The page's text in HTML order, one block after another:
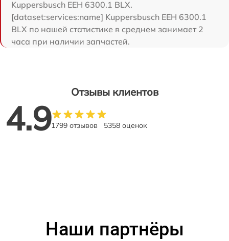
Kuppersbusch EEH 6300.1 BLX.
[dataset:services:name] Kuppersbusch EEH 6300.1
BLX по нашей статистике в среднем занимает 2
часа при наличии запчастей.
Отзывы клиентов
4.91799 отзывов 5358 оценок
Наши партнёры